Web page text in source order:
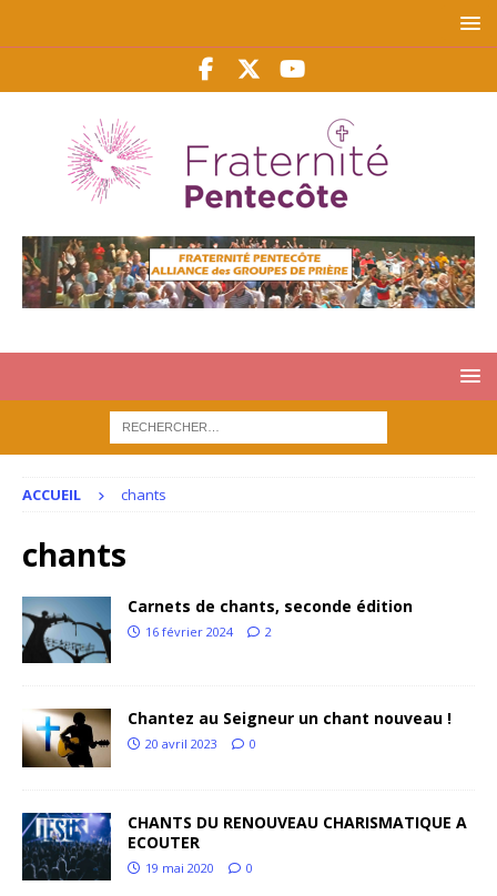
ACCUEIL chants
chants
Carnets de chants, seconde édition
16 février 2024 2
Chantez au Seigneur un chant nouveau !
20 avril 2023 0
CHANTS DU RENOUVEAU CHARISMATIQUE A
ECOUTER
19 mai 2020 0